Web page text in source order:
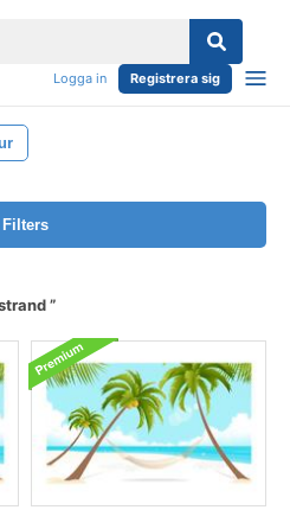
Logga in Registrera sig
Filters